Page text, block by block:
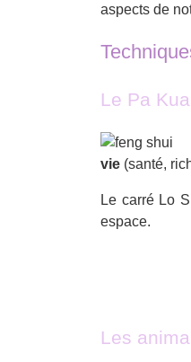
aspects de
Le Pa
vie (santé,
Le carré Lo
espace.
Les